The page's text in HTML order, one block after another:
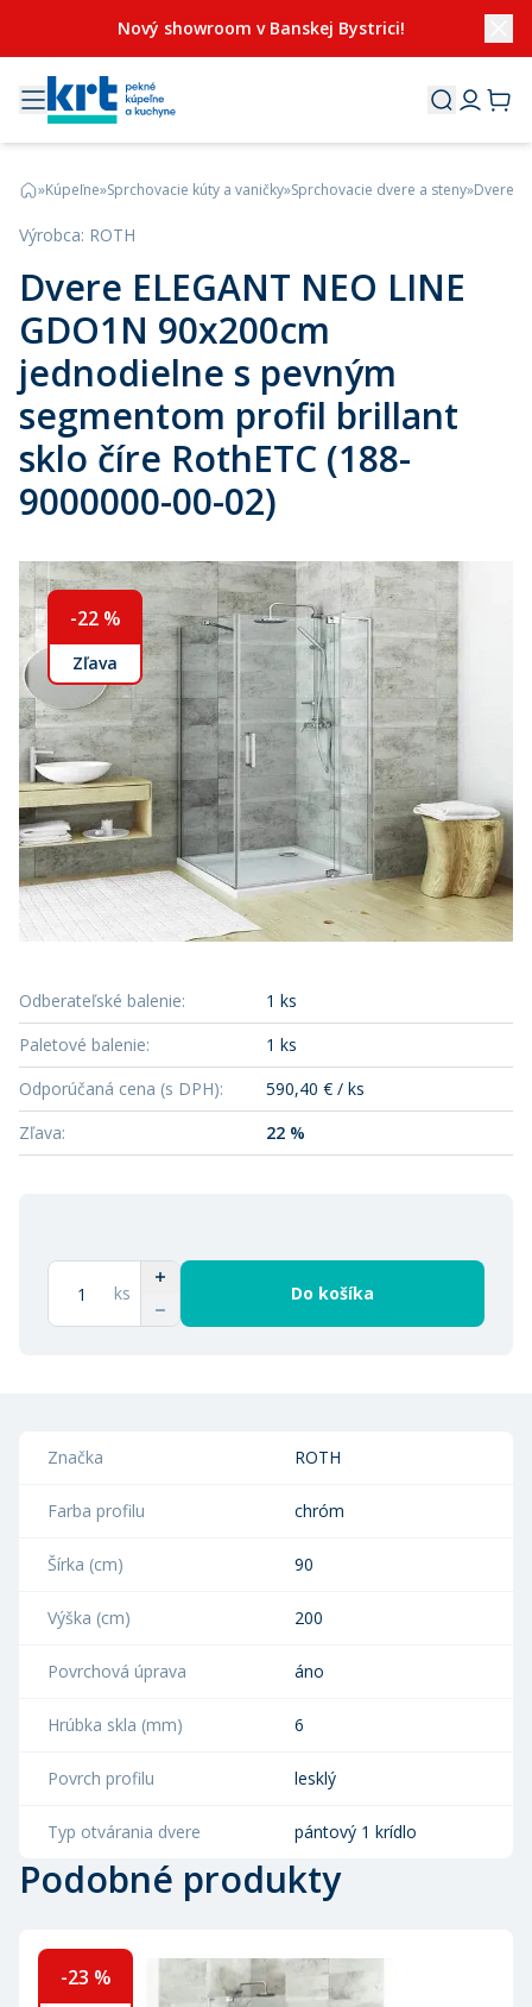
Nový showroom v Banskej Bystrici!
»Kúpeľne»Sprchovacie kúty a vaničky»Sprchovacie dvere a steny»Dvere
Výrobca: ROTH
Dvere ELEGANT NEO LINE
GDO1N 90x200cm
jednodielne s pevným
segmentom profil brillant
sklo číre RothETC (188-
9000000-00-02)
-22%
Zľava
Odberateľské balenie:
1 ks
Paletové balenie:
1 ks
Odporúčaná cena (s DPH):
590,40 € / ks
Zľava: 22 %
ks Do košíka
Značka ROTH
Farba profilu chróm
Šírka (cm) 90
Výška (cm) 200
Povrchová úprava áno
Hrúbka skla (mm) 6
Povrch profilu lesklý
Typ otvárania dvere pántový 1 krídlo
Podobné produkty
-23 %